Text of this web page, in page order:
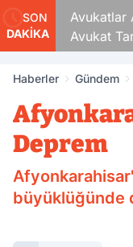
SON
DAKİKA
Avukatlar
Avukat
Vurdu
Haberler Gündem
Deprem
büyüklüğünde